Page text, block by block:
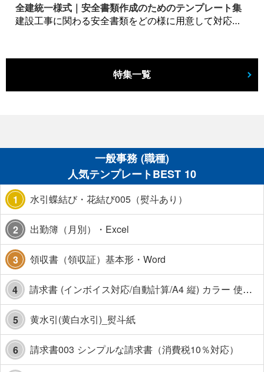
全建統一様式｜安全書類作成のためのテンプレート集
建設工事に関わる安全書類をどの様に用意して対応するか？関連書式テンプレートから書き方の注意点などの役立つコラムをbizoceanがお届けします。
特集一覧
一般事務 (職種)
人気テンプレートBEST 10
1 水引蝶結び・花結び005（熨斗あり）
2 出勤簿（月別）・Excel
3 領収書（領収証）基本形・Word
4 請求書 (インボイス対応/自動計算/A4 縦) カラー 使い方解説あり
5 黄水引(黄白水引)_熨斗紙
6 請求書003 シンプルな請求書（消費税10％対応）